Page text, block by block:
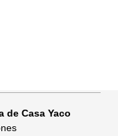
de Casa Yaco